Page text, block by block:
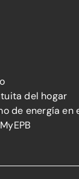
del hogar
de energía en